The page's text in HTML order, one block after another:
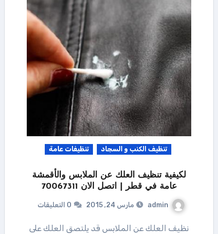
تنظيف الكنب و السجاد تنظيفات عامة
لكيفية تنظيف العلك عن الملابس والأقمشة
عامة في قطر | اتصل الان 70067311
admin مارس 24, 2015 0 التعليقات
نظيف العلك عن الملابس قد يلتصق العلك على